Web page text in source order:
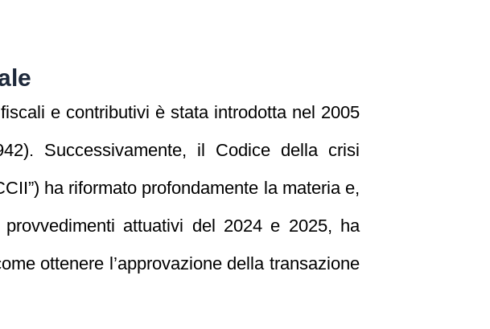
e contributivi è stata introdotta nel 2005
Successivamente, il Codice della crisi
ha riformato profondamente la materia e,
attuativi del 2024 e 2025, ha
ottenere l’approvazione della transazione